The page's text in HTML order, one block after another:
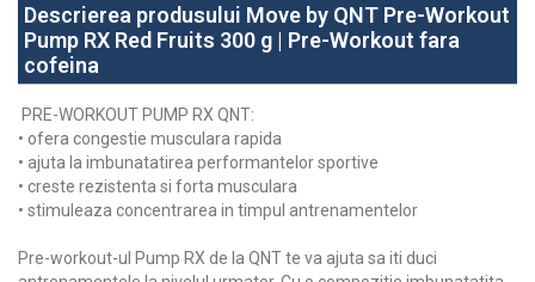
Descrierea produsului Move by QNT Pre-Workout
Pump RX Red Fruits 300 g | Pre-Workout fara
cofeina
PRE-WORKOUT PUMP RX QNT:
• ofera congestie musculara rapida
• ajuta la imbunatatirea performantelor sportive
• creste rezistenta si forta musculara
• stimuleaza concentrarea in timpul antrenamentelor
Pre-workout-ul Pump RX de la QNT te va ajuta sa iti duci